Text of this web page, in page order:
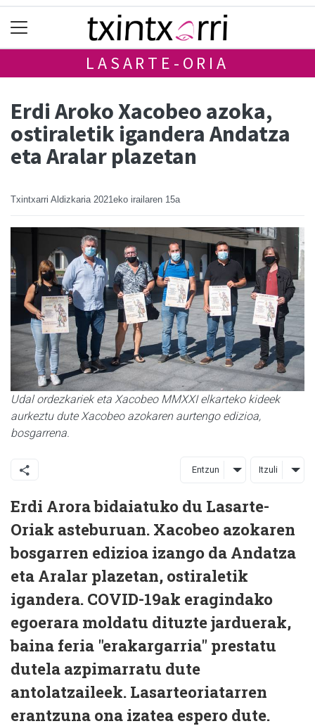
LASARTE-ORIA
Erdi Aroko Xacobeo azoka,
ostiraletik igandera Andatza
eta Aralar plazetan
Txintxarri Aldizkaria 2021eko irailaren 15a
Udal ordezkariek eta Xacobeo MMXXI elkarteko kideek
aurkeztu dute Xacobeo azokaren aurtengo edizioa,
bosgarrena.
Entzun Itzuli
Erdi Arora bidaiatuko du Lasarte-
Oriak asteburuan. Xacobeo azokaren
bosgarren edizioa izango da Andatza
eta Aralar plazetan, ostiraletik
igandera. COVID-19ak eragindako
egoerara moldatu dituzte jarduerak,
baina feria "erakargarria" prestatu
dutela azpimarratu dute
antolatzaileek. Lasarteoriatarren
erantzuna ona izatea espero dute.